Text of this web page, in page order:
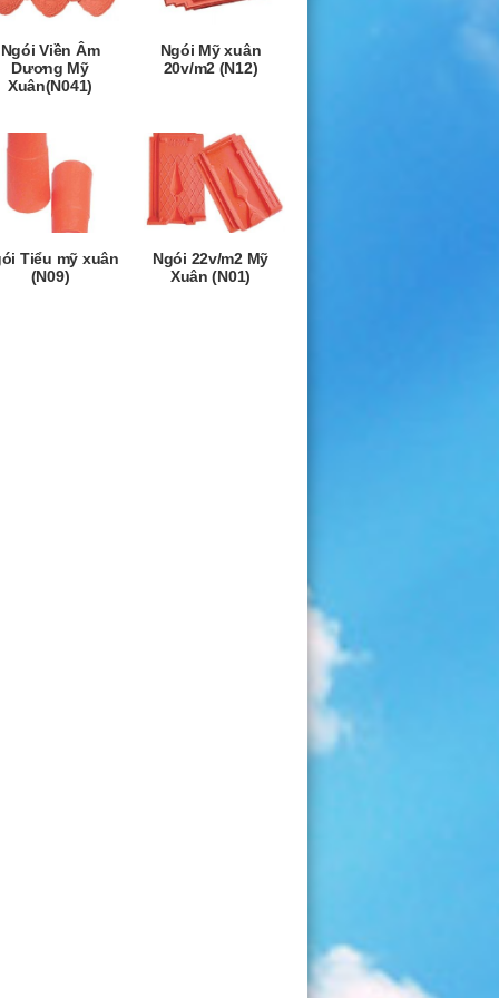
Ngói Viền Âm
Dương Mỹ
Xuân(N041)
Ngói Mỹ xuân
20v/m2 (N12)
Tiểu mỹ xuân
(N09)
Ngói 22v/m2 Mỹ
Xuân (N01)